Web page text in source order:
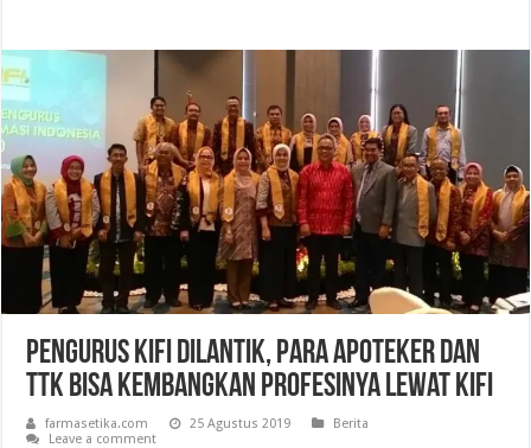
Pengurus KIFI Dilantik, Para Apoteker dan
TTK bisa Kembangkan Profesinya Lewat KIFI
farmasetika.com 25 Agustus 2019
Berita
Leave a comment